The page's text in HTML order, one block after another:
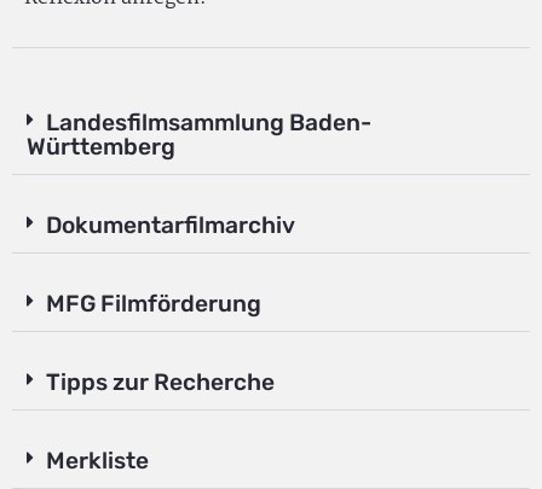
Landesfilmsammlung Baden-
Württemberg
Dokumentarfilmarchiv
MFG Filmförderung
Tipps zur Recherche
Merkliste